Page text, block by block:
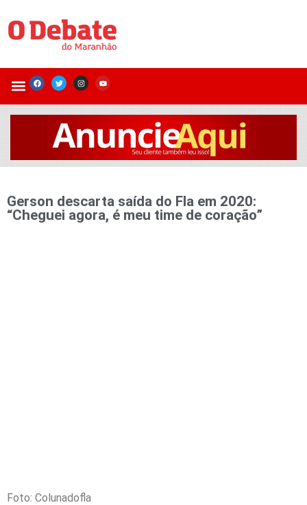
Gerson descarta saída do Fla em 2020:
“Cheguei agora, é meu time de coração”
Foto: Colunadofla